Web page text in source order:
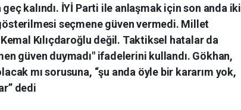
kalındı. İYİ Parti ile anlaşmak için son anda iki
seçmene güven vermedi. Millet
Kılıçdaroğlu değil. Taktiksel hatalar da
güven duymadı" ifadelerini kullandı. Gökhan,
mı sorusuna, “şu anda öyle bir kararım yok,
dedi